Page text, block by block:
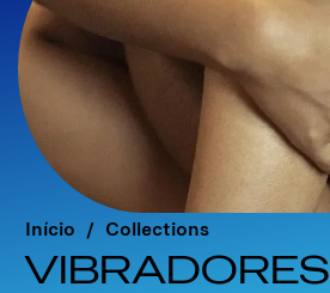
Início Collections
VIBRADORES